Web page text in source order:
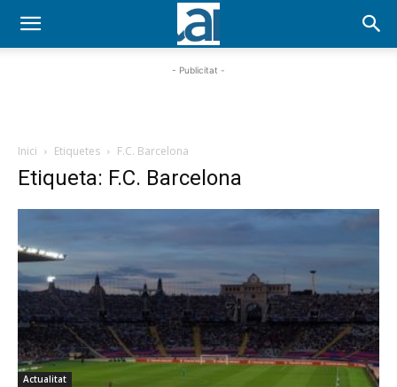
- Publicitat -
Inici Etiquetes F.C. Barcelona
Etiqueta: F.C. Barcelona
Actualitat